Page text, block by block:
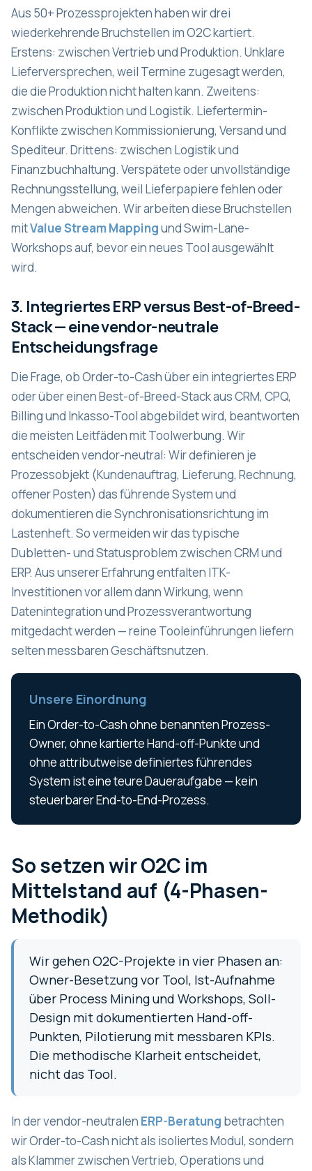
Aus 50+ Prozessprojekten haben wir drei
wiederkehrende Bruchstellen im O2C kartiert.
Erstens: zwischen Vertrieb und Produktion. Unklare
Lieferversprechen, weil Termine zugesagt werden,
die die Produktion nicht halten kann. Zweitens:
zwischen Produktion und Logistik. Liefertermin-
Konflikte zwischen Kommissionierung, Versand und
Spediteur. Drittens: zwischen Logistik und
Finanzbuchhaltung. Verspätete oder unvollständige
Rechnungsstellung, weil Lieferpapiere fehlen oder
Mengen abweichen. Wir arbeiten diese Bruchstellen
mitValue Stream Mappingund Swim-Lane-
Workshops auf, bevor ein neues Tool ausgewählt
wird.
3. Integriertes ERP versus Best-of-Breed-
Stack — eine vendor-neutrale
Entscheidungsfrage
Die Frage, ob Order-to-Cash über ein integriertes ERP
oder über einen Best-of-Breed-Stack aus CRM, CPQ,
Billing und Inkasso-Tool abgebildet wird, beantworten
die meisten Leitfäden mit Toolwerbung. Wir
entscheiden vendor-neutral: Wir definieren je
Prozessobjekt (Kundenauftrag, Lieferung, Rechnung,
offener Posten) das führende System und
dokumentieren die Synchronisationsrichtung im
Lastenheft. So vermeiden wir das typische
Dubletten- und Statusproblem zwischen CRM und
ERP. Aus unserer Erfahrung entfalten ITK-
Investitionen vor allem dann Wirkung, wenn
Datenintegration und Prozessverantwortung
mitgedacht werden — reine Tooleinführungen liefern
selten messbaren Geschäftsnutzen.
Unsere Einordnung
Ein Order-to-Cash ohne benannten Prozess-
Owner, ohne kartierte Hand-off-Punkte und
ohne attributweise definiertes führendes
System ist eine teure Daueraufgabe — kein
steuerbarer End-to-End-Prozess.
So setzen wir O2C im
Mittelstand auf (4-Phasen-
Methodik)
Wir gehen O2C-Projekte in vier Phasen an:
Owner-Besetzung vor Tool, Ist-Aufnahme
über Process Mining und Workshops, Soll-
Design mit dokumentierten Hand-off-
Punkten, Pilotierung mit messbaren KPIs.
Die methodische Klarheit entscheidet,
nicht das Tool.
In der vendor-neutralen ERP-Beratung betrachten
wir Order-to-Cash nicht als isoliertes Modul, sondern
als Klammer zwischen Vertrieb, Operations und